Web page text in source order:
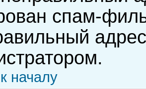
спам-
началу